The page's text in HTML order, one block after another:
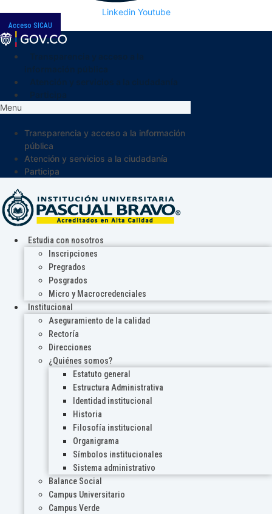
Linkedin Youtube
Acceso SICAU
Menu
Transparencia y acceso a la información
pública
Atención y servicios a la ciudadanía
Participa
Estudia con nosotros
Inscripciones
Pregrados
Posgrados
Micro y Macrocredenciales
Institucional
Aseguramiento de la calidad
Rectoría
Direcciones
¿Quiénes somos?
Estatuto general
Estructura Administrativa
Identidad institucional
Historia
Filosofía institucional
Organigrama
Símbolos institucionales
Sistema administrativo
Balance Social
Campus Universitario
Campus Verde